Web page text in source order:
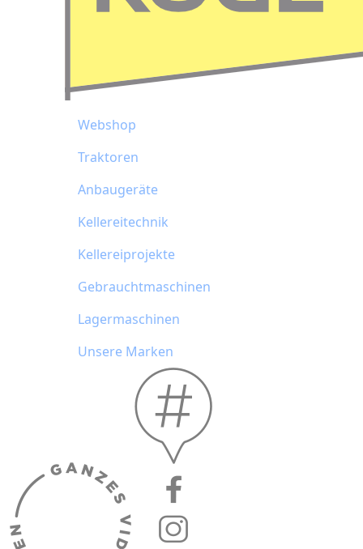
Webshop
Traktoren
Anbaugeräte
Kellereitechnik
Kellereiprojekte
Gebrauchtmaschinen
Lagermaschinen
Unsere Marken